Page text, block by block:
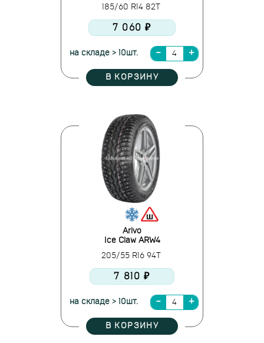
185/60 R14 82T
7 060 ₽
на складе > 10шт.
В КОРЗИНУ
Arivo
Ice Claw ARW4
205/55 R16 94T
7 810 ₽
на складе > 10шт.
В КОРЗИНУ